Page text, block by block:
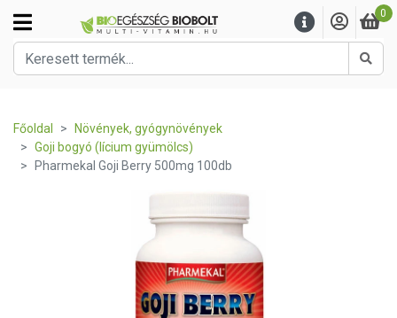
0
Főoldal
Növények, gyógynövények
Goji bogyó (lícium gyümölcs)
Pharmekal Goji Berry 500mg 100db